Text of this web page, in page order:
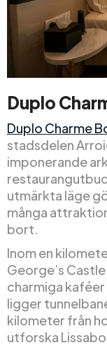
Duplo
Duplo Charme
stadsdelen
imponerande
utmärkta läge
många
bort.
Inom en
George’s
charmiga
ligger
kilometer från
utforska